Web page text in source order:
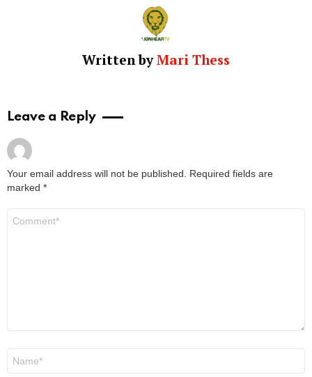
Written byMari Thess
Leave a Reply
Your email address will not be published.
Required fields are
marked *